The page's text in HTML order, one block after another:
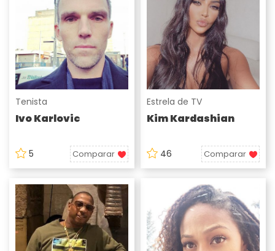
Tenista
Ivo Karlovic
5 Comparar
Estrela de TV
Kim Kardashian
46 Comparar